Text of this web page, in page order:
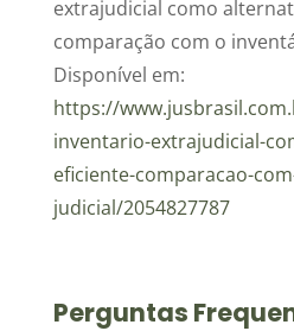
extrajudicial como
comparação com o
Disponível em:
https://
inventario-extrajudicial-
eficiente-comparacao-
judicial/2054827787
Perguntas